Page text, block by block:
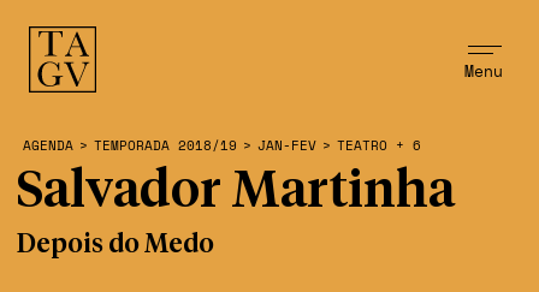
Menu
AGENDA > TEMPORADA 2018/19 > JAN-FEV > TEATRO + 6
Salvador Martinha
Depois do Medo